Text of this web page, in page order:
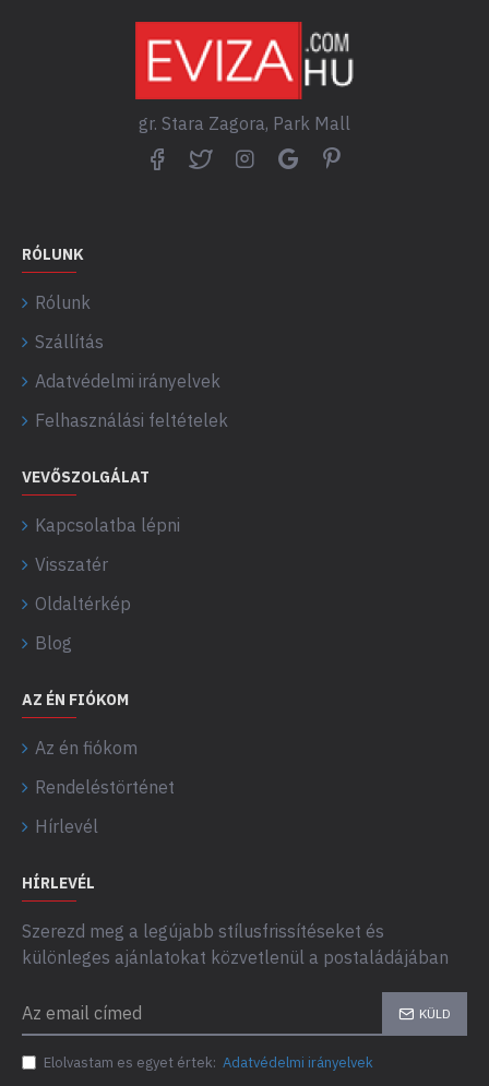
gr. Stara Zagora, Park Mall
RÓLUNK
Rólunk
Szállítás
Adatvédelmi irányelvek
Felhasználási feltételek
VEVŐSZOLGÁLAT
Kapcsolatba lépni
Visszatér
Oldaltérkép
Blog
AZ ÉN FIÓKOM
Az én fiókom
Rendeléstörténet
Hírlevél
HÍRLEVÉL
Szerezd meg a legújabb stílusfrissítéseket és
különleges ajánlatokat közvetlenül a postaládájában
KÜLD
Elolvastam es egyet értek: Adatvédelmi irányelvek